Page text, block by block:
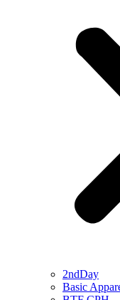
2ndDay
Basic